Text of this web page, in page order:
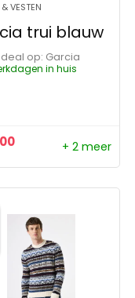
VESTEN
trui blauw
op:
Garcia
in huis
+ 2 meer